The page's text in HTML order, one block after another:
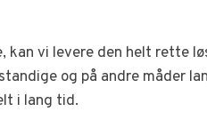
kan vi levere den helt rette
og på andre måder
i lang tid.